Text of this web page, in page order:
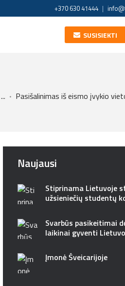
+370 630 41444 |
SUSISIEKTI
... Pasišalinimas iš eismo įvykio
Naujausi
Stiprinama Lietuvoje
užsieniečių studentų
Svarbūs pasikeitimai
laikinai gyventi
Įmonė Šveicarijoje